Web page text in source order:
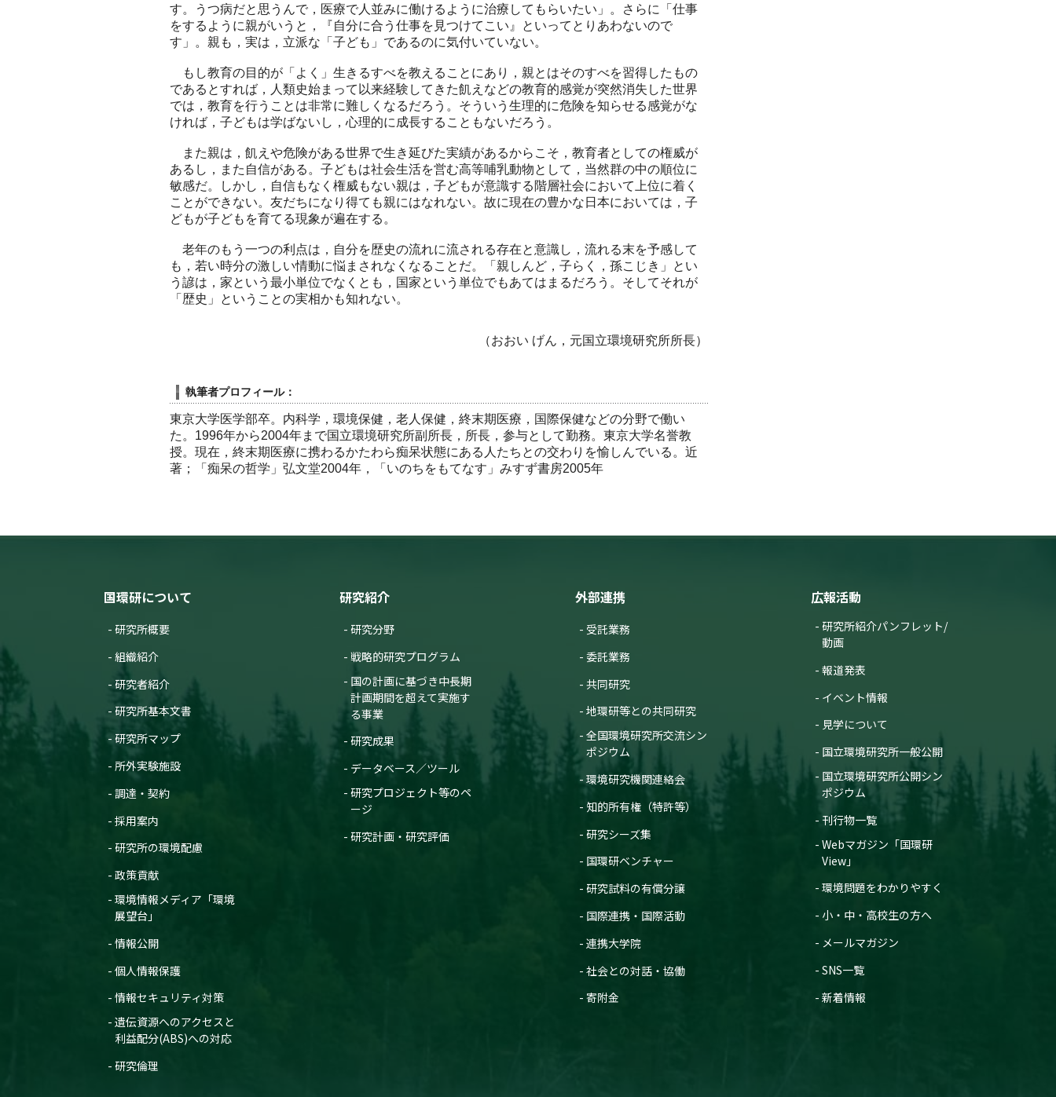
す。うつ病だと思うんで，医療で人並みに働けるように治療してもらいたい」。さらに「仕事
をするように親がいうと，『自分に合う仕事を見つけてこい』といってとりあわないので
す」。親も，実は，立派な「子ども」であるのに気付いていない。
もし教育の目的が「よく」生きるすべを教えることにあり，親とはそのすべを習得したもの
であるとすれば，人類史始まって以来経験してきた飢えなどの教育的感覚が突然消失した世界
では，教育を行うことは非常に難しくなるだろう。そういう生理的に危険を知らせる感覚がな
ければ，子どもは学ばないし，心理的に成長することもないだろう。
また親は，飢えや危険がある世界で生き延びた実績があるからこそ，教育者としての権威が
あるし，また自信がある。子どもは社会生活を営む高等哺乳動物として，当然群の中の順位に
敏感だ。しかし，自信もなく権威もない親は，子どもが意識する階層社会において上位に着く
ことができない。友だちになり得ても親にはなれない。故に現在の豊かな日本においては，子
どもが子どもを育てる現象が遍在する。
老年のもう一つの利点は，自分を歴史の流れに流される存在と意識し，流れる末を予感して
も，若い時分の激しい情動に悩まされなくなることだ。「親しんど，子らく，孫こじき」とい
う諺は，家という最小単位でなくとも，国家という単位でもあてはまるだろう。そしてそれが
「歴史」ということの実相かも知れない。
（おおい げん，元国立環境研究所所長）
執筆者プロフィール：
東京大学医学部卒。内科学，環境保健，老人保健，終末期医療，国際保健などの分野で働い
た。1996年から2004年まで国立環境研究所副所長，所長，参与として勤務。東京大学名誉教
授。現在，終末期医療に携わるかたわら痴呆状態にある人たちとの交わりを愉しんでいる。近
著；「痴呆の哲学」弘文堂2004年，「いのちをもてなす」みすず書房2005年
国環研について
研究所概要
組織紹介
研究者紹介
研究所基本文書
研究所マップ
所外実験施設
調達・契約
採用案内
研究所の環境配慮
政策貢献
環境情報メディア「環境
展望台」
情報公開
個人情報保護
情報セキュリティ対策
遺伝資源へのアクセスと
利益配分(ABS)への対応
研究倫理
研究紹介
研究分野
戦略的研究プログラム
国の計画に基づき中長期
計画期間を超えて実施す
る事業
研究成果
データベース／ツール
研究プロジェクト等のペ
ージ
研究計画・研究評価
外部連携
受託業務
委託業務
共同研究
地環研等との共同研究
全国環境研究所交流シン
ポジウム
環境研究機関連絡会
知的所有権（特許等）
研究シーズ集
国環研ベンチャー
研究試料の有償分譲
国際連携・国際活動
連携大学院
社会との対話・協働
寄附金
広報活動
研究所紹介パンフレット/
動画
報道発表
イベント情報
見学について
国立環境研究所一般公開
国立環境研究所公開シン
ポジウム
刊行物一覧
Webマガジン「国環研
View」
環境問題をわかりやすく
小・中・高校生の方へ
メールマガジン
SNS一覧
新着情報